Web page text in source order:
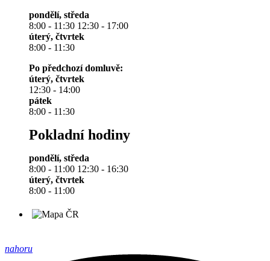
pondělí, středa
8:00 - 11:30 12:30 - 17:00
úterý, čtvrtek
8:00 - 11:30
Po předchozí domluvě:
úterý, čtvrtek
12:30 - 14:00
pátek
8:00 - 11:30
Pokladní hodiny
pondělí, středa
8:00 - 11:00 12:30 - 16:30
úterý, čtvrtek
8:00 - 11:00
nahoru